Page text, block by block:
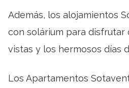
Además, los alojamientos
con solárium para disfrutar
vistas y los hermosos días
Los Apartamentos